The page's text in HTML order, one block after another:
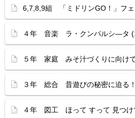
6,7,8,9組 「ミドリンGO！」フ
４年 音楽 ラ・クンパルシ—タ
５年 家庭 みそ汁づくりに向け
３年 総合 昔遊びの秘密に迫る
４年 図工 ほって すって 見つけ